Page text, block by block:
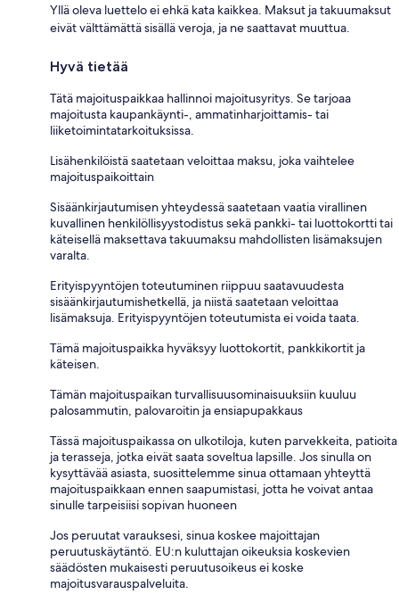
Yllä oleva luettelo ei ehkä kata kaikkea. Maksut ja takuumaksut
eivät välttämättä sisällä veroja, ja ne saattavat muuttua.
Hyvä tietää
Tätä majoituspaikkaa hallinnoi majoitusyritys. Se tarjoaa
majoitusta kaupankäynti-, ammatinharjoittamis- tai
liiketoimintatarkoituksissa.
Lisähenkilöistä saatetaan veloittaa maksu, joka vaihtelee
majoituspaikoittain
Sisäänkirjautumisen yhteydessä saatetaan vaatia virallinen
kuvallinen henkilöllisyystodistus sekä pankki- tai luottokortti tai
käteisellä maksettava takuumaksu mahdollisten lisämaksujen
varalta.
Erityispyyntöjen toteutuminen riippuu saatavuudesta
sisäänkirjautumishetkellä, ja niistä saatetaan veloittaa
lisämaksuja. Erityispyyntöjen toteutumista ei voida taata.
Tämä majoituspaikka hyväksyy luottokortit, pankkikortit ja
käteisen.
Tämän majoituspaikan turvallisuusominaisuuksiin kuuluu
palosammutin, palovaroitin ja ensiapupakkaus
Tässä majoituspaikassa on ulkotiloja, kuten parvekkeita, patioita
ja terasseja, jotka eivät saata soveltua lapsille. Jos sinulla on
kysyttävää asiasta, suosittelemme sinua ottamaan yhteyttä
majoituspaikkaan ennen saapumistasi, jotta he voivat antaa
sinulle tarpeisiisi sopivan huoneen
Jos peruutat varauksesi, sinua koskee majoittajan
peruutuskäytäntö. EU:n kuluttajan oikeuksia koskevien
säädösten mukaisesti peruutusoikeus ei koske
majoitusvarauspalveluita.